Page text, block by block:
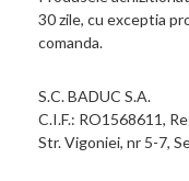
30 zile, cu exceptia
comanda.
S.C. BADUC S.A.
C.I.F.: RO1568611,
Str. Vigoniei, nr 5-7,